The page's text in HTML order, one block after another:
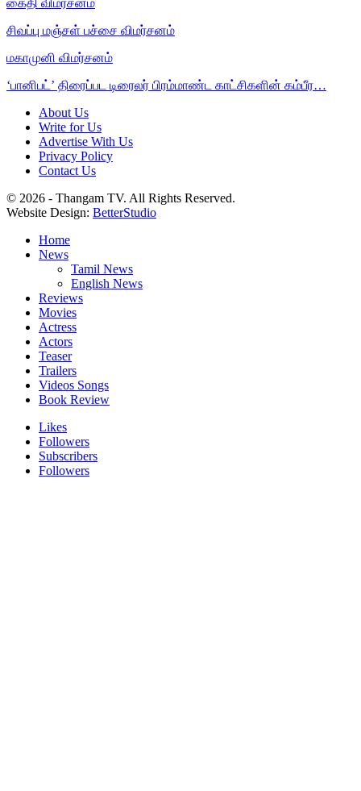
சிவப்பு மஞ்சள் பச்சை விமர்சனம்
மகாமுனி விமர்சனம்
‘பானிபட்’ திரைப்பட டிரைலர் பிரம்மாண்ட காட்சிகளின் கம்பீர…
About Us
Write for Us
Advertise With Us
Privacy Policy
Contact Us
© 2026 - Thangam TV. All Rights Reserved.
Website Design: BetterStudio
Home
News
Tamil News
English News
Reviews
Movies
Actress
Actors
Teaser
Trailers
Videos Songs
Book Review
Likes
Followers
Subscribers
Followers